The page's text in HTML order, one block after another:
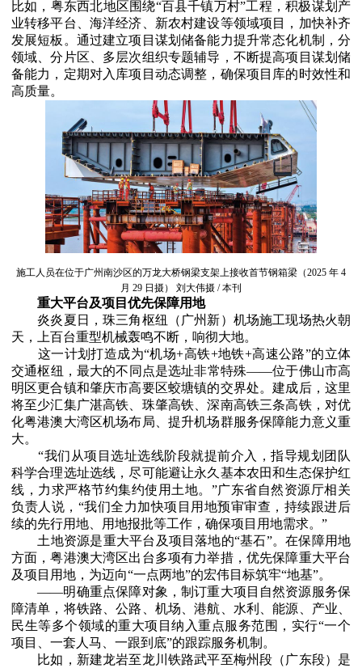
比如，粤东西北地区围绕“百县千镇万村”工程，积极谋划产
业转移平台、海洋经济、新农村建设等领域项目，加快补齐
发展短板。通过建立项目谋划储备能力提升常态化机制，分
领域、分片区、多层次组织专题辅导，不断提高项目谋划储
备能力，定期对入库项目动态调整，确保项目库的时效性和
高质量。
施工人员在位于广州南沙区的万龙大桥钢梁支架上接收首节钢箱梁（2025 年 4
月 29 日摄） 刘大伟摄 / 本刊
重大平台及项目优先保障用地
炎炎夏日，珠三角枢纽（广州新）机场施工现场热火朝
天，上百台重型机械轰鸣不断，响彻大地。
这一计划打造成为“机场+高铁+地铁+高速公路”的立体
交通枢纽，最大的不同点是选址非常特殊——位于佛山市高
明区更合镇和肇庆市高要区蛟塘镇的交界处。建成后，这里
将至少汇集广湛高铁、珠肇高铁、深南高铁三条高铁，对优
化粤港澳大湾区机场布局、提升机场群服务保障能力意义重
大。
“我们从项目选址选线阶段就提前介入，指导规划团队
科学合理选址选线，尽可能避让永久基本农田和生态保护红
线，力求严格节约集约使用土地。”广东省自然资源厅相关
负责人说，“我们全力加快项目用地预审审查，持续跟进后
续的先行用地、用地报批等工作，确保项目用地需求。”
土地资源是重大平台及项目落地的“基石”。在保障用地
方面，粤港澳大湾区出台多项有力举措，优先保障重大平台
及项目用地，为迈向“一点两地”的宏伟目标筑牢“地基”。
——明确重点保障对象，制订重大项目自然资源服务保
障清单，将铁路、公路、机场、港航、水利、能源、产业、
民生等多个领域的重大项目纳入重点服务范围，实行“一个
项目、一套人马、一跟到底”的跟踪服务机制。
比如，新建龙岩至龙川铁路武平至梅州段（广东段）是